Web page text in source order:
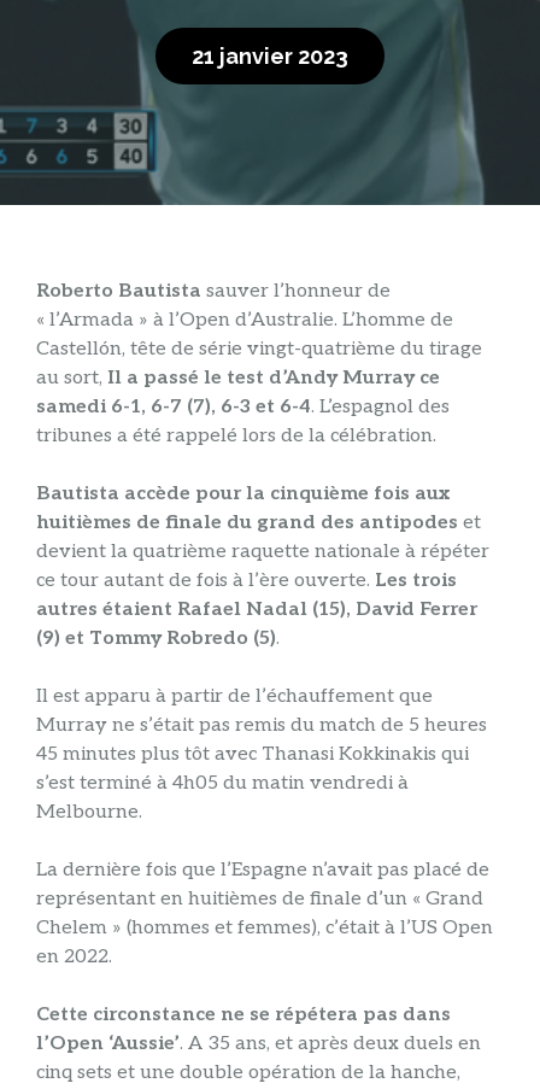
21 janvier 2023
Roberto Bautista sauver l’honneur de
« l’Armada » à l’Open d’Australie. L’homme de
Castellón, tête de série vingt-quatrième du tirage
au sort, Il a passé le test d’Andy Murray ce
samedi 6-1, 6-7 (7), 6-3 et 6-4. L’espagnol des
tribunes a été rappelé lors de la célébration.
Bautista accède pour la cinquième fois aux
huitièmes de finale du grand des antipodes et
devient la quatrième raquette nationale à répéter
ce tour autant de fois à l’ère ouverte. Les trois
autres étaient Rafael Nadal (15), David Ferrer
(9) et Tommy Robredo (5).
Il est apparu à partir de l’échauffement que
Murray ne s’était pas remis du match de 5 heures
45 minutes plus tôt avec Thanasi Kokkinakis qui
s’est terminé à 4h05 du matin vendredi à
Melbourne.
La dernière fois que l’Espagne n’avait pas placé de
représentant en huitièmes de finale d’un « Grand
Chelem » (hommes et femmes), c’était à l’US Open
en 2022.
Cette circonstance ne se répétera pas dans
l’Open ‘Aussie’. A 35 ans, et après deux duels en
cinq sets et une double opération de la hanche,